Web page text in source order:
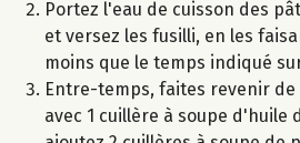
Portez l'eau de cuisson des
et versez les fusilli, en les
moins que le temps indiqué
Entre-temps, faites revenir
avec 1 cuillère à soupe d'huile